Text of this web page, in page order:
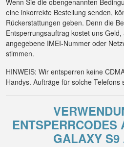
Wenn Sie die obengenannten
eine inkorrekte Bestellung senden,
Rückerstattungen geben. Denn die
Entsperrungsauftrag kostet uns
angegebene IMEI-Nummer oder
stimmen.
HINWEIS: Wir entsperren keine
Handys. Aufträge für solche Telefons
ENTSPERRCODES
GALAXY S9